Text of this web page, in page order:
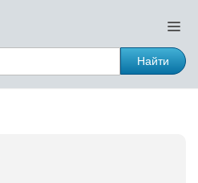
Найти